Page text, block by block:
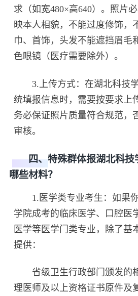
求（如宽480×高640）。照片
映本人相貌，不能过度修饰，
巾、首饰，头发不能遮挡眉毛
色眼镜（医疗需要除外）。
3.上传方式：在湖北科技学
统填报信息时，需要按要求上
务必保证照片质量符合规范，
审核。
四、特殊群体报湖北科技
哪些材料？
1.医学类专业考生：如果你
学院成考的临床医学、口腔医
医学等医学门类专业，除了基
提供：
省级卫生行政部门颁发的
理医师及以上资格证书原件及